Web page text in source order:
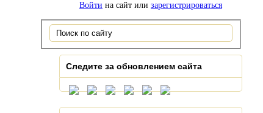
Войти на сайт или зарегистрироваться
Следите за обновлением сайта